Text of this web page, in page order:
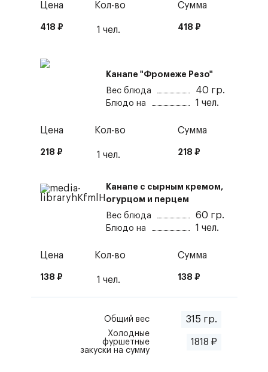
Цена
418 ₽
Кол-во
1 чел.
Сумма
418 ₽
Канапе "Фромеже Резо"
Вес блюда
40 гр.
Блюдо на 1 чел.
Цена
218 ₽
Кол-во
1 чел.
Сумма
218 ₽
Канапе с сырным кремом,
огурцом и перцем
Вес блюда
60 гр.
Блюдо на 1 чел.
Цена
138 ₽
Кол-во
1 чел.
Сумма
138 ₽
Общий вес 315 гр.
Холодные
фуршетные
закуски на сумму
1818 ₽